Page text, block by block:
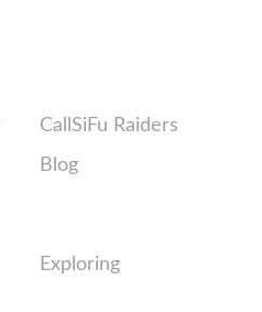
CallSiFu Raiders
Blog
Exploring